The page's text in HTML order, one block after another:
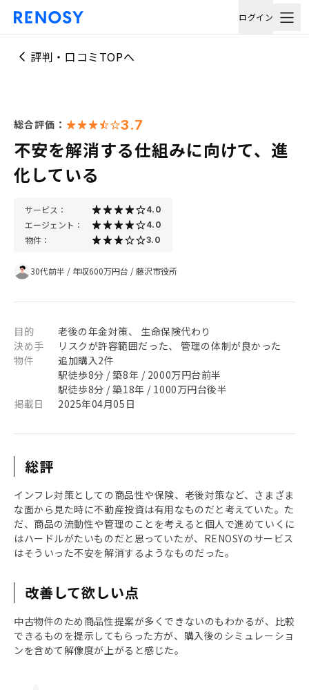
ログイン
評判・口コミTOPへ
総合評価： 3.7
不安を解消する仕組みに向けて、進
化している
サービス： 4.0
エージェント： 4.0
物件： 3.0
30代前半 / 年収600万円台 /藤沢市役所
目的
老後の年金対策、 生命保険代わり
決め手
リスクが許容範囲だった、 管理の体制が良かった
物件
追加購入2件
駅徒歩8分 / 築8年 / 2000万円台前半
駅徒歩8分 / 築18年 / 1000万円台後半
掲載日
2025年04月05日
総評
インフレ対策としての商品性や保険、老後対策など、さまざま
な面から見た時に不動産投資は有用なものだと考えていた。た
だ、商品の流動性や管理のことを考えると個人で進めていくに
はハードルがたいものだと思っていたが、RENOSYのサービス
はそういった不安を解消するようなものだった。
改善して欲しい点
中古物件のため商品性提案が多くできないのもわかるが、比較
できるものを提示してもらった方が、購入後のシミュレーショ
ンを含めて解像度が上がると感じた。